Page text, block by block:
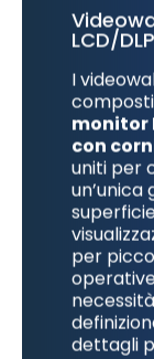
LCD/DLP
I
monitor
con
uniti per
un’unica
per
dettagli